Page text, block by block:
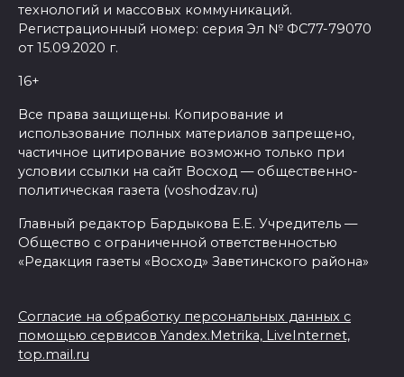
технологий и массовых коммуникаций.
Регистрационный номер: серия Эл № ФС77-79070
от 15.09.2020 г.
16+
Все права защищены. Копирование и
использование полных материалов запрещено,
частичное цитирование возможно только при
условии ссылки на сайт Восход — общественно-
политическая газета (voshodzav.ru)
Главный редактор Бардыкова Е.Е. Учредитель —
Общество с ограниченной ответственностью
«Редакция газеты «Восход» Заветинского района»
Согласие на обработку персональных данных с
помощью сервисов Yandex.Metrika, LiveInternet,
top.mail.ru